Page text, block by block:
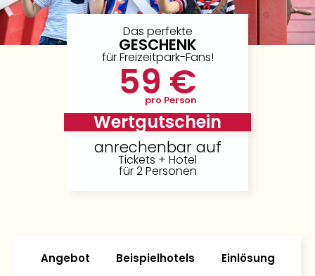
Das perfekte
GESCHENK
für Freizeitpark-Fans!
59 €
pro Person
Wertgutschein
anrechenbar auf
Tickets + Hotel
für 2 Personen
Angebot Beispielhotels Einlösung